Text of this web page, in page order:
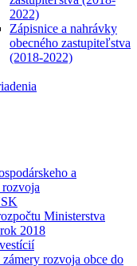
2022)
Zápisnice a nahrávky
obecného zastupiteľstva
(2018-2022)
a
Ministerstva
2018
rozvoja obce do